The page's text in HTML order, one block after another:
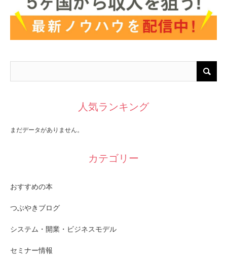
人気ランキング
まだデータがありません。
カテゴリー
おすすめの本
つぶやきブログ
システム・開業・ビジネスモデル
セミナー情報